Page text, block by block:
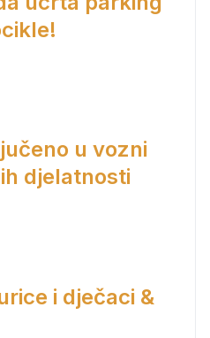
u vozni
djelatnosti
i dječaci &